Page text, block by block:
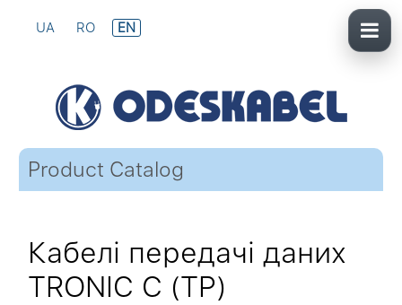
UA RO EN
Product Catalog
Кабелі передачі даних
TRONIC C (TP)